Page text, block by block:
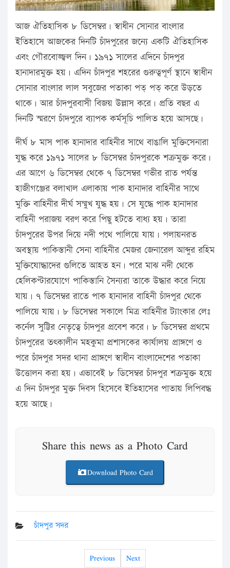
আজ ঐতিহাসিক ৮ ডিসেম্বর। স্বাধীন সোনার বাংলার
ইতিহাসে আজকের দিনটি চাঁদপুরের জন্যে একটি ঐতিহাসিক
এবং গৌরবোজ্জ্বল দিন। ১৯৭১ সালের এদিনে চাঁদপুর
হানাদারমুক্ত হয়। এদিন চাঁদপুর শহরের গুরুত্বপূর্ণ স্থানে স্বাধীন
সোনার বাংলার লাল সবুজের পতাকা পত্ পত্ করে উড়তে
থাকে। আর চাঁদপুরবাসী বিজয় উল্লাস করে। প্রতি বছর এ
দিনটি স্মরণে চাঁদপুরে ব্যাপক কর্মসূচি পালিত হয়ে আসছে।
দীর্ঘ ৮ মাস পাক হানাদার বাহিনীর সাথে বাঙালি মুক্তিসেনারা
যুদ্ধ করে ১৯৭১ সালের ৮ ডিসেম্বর চাঁদপুরকে শত্রুমুক্ত করে।
এর আগে ৬ ডিসেম্বর থেকে ৭ ডিসেম্বর গভীর রাত পর্যন্ত
হাজীগঞ্জের বলাখাল এলাকায় পাক হানাদার বাহিনীর সাথে
মুক্তি বাহিনীর দীর্ঘ সম্মুখ যুদ্ধ হয়। সে যুদ্ধে পাক হানাদার
বাহিনী পরাজয় বরণ করে পিছু হটতে বাধ্য হয়। তারা
চাঁদপুরের উপর দিয়ে নদী পথে পালিয়ে যায়। পলায়নরত
অবস্থায় পাকিস্তানী সেনা বাহিনীর মেজর জেনারেল আব্দুর রহিম
মুক্তিযোদ্ধাদের গুলিতে আহত হন। পরে মাঝ নদী থেকে
হেলিকপ্টারযোগে পাকিস্তানি সৈন্যরা তাকে উদ্ধার করে নিয়ে
যায়। ৭ ডিসেম্বর রাতে পাক হানাদার বাহিনী চাঁদপুর থেকে
পালিয়ে যায়। ৮ ডিসেম্বর সকালে মিত্র বাহিনীর ট্যাংকার লেঃ
কর্নেল সুট্টির নেতৃত্বে চাঁদপুর প্রবেশ করে। ৮ ডিসেম্বর প্রথমে
চাঁদপুরের তৎকালীন মহকুমা প্রশাসকের কার্যালয় প্রাঙ্গণে ও
পরে চাঁদপুর সদর থানা প্রাঙ্গণে স্বাধীন বাংলাদেশের পতাকা
উত্তোলন করা হয়। এভাবেই ৮ ডিসেম্বর চাঁদপুর শত্রুমুক্ত হয়ে
এ দিন চাঁদপুর মুক্ত দিবস হিসেবে ইতিহাসের পাতায় লিপিবদ্ধ
হয়ে আছে।
Share this news as a Photo Card
Download Photo Card
চাঁদপুর সদর
Previous Next